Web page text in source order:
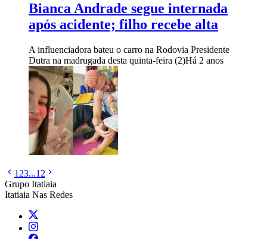
Bianca Andrade segue internada
após acidente; filho recebe alta
A influenciadora bateu o carro na Rodovia Presidente
Dutra na madrugada desta quinta-feira (2)Há 2 anos
1 23...12
Grupo Itatiaia
Itatiaia Nas Redes